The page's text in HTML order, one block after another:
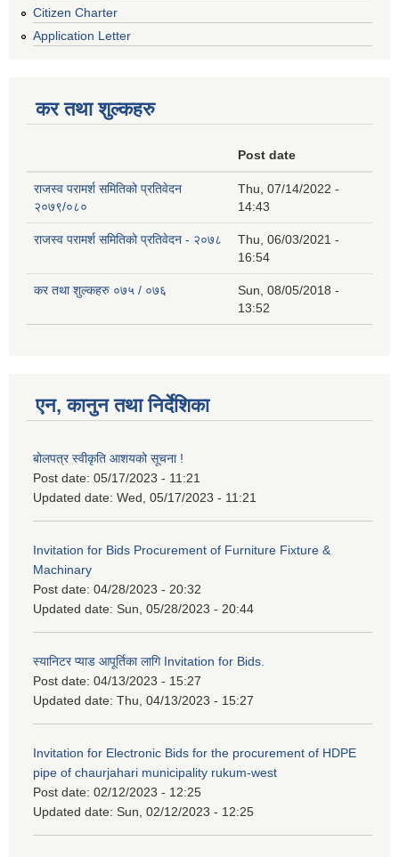
Citizen Charter
Application Letter
कर तथा शुल्कहरु
Post date
राजस्व परामर्श समितिको प्रतिवेदन
२०७९/०८०
Thu, 07/14/2022 -
14:43
राजस्व परामर्श समितिको प्रतिवेदन - २०७८
Thu, 06/03/2021 -
16:54
कर तथा शुल्कहरु ०७५ / ०७६
Sun, 08/05/2018 -
13:52
एन, कानुन तथा निर्देशिका
बोलपत्र स्वीकृति आशयको सूचना !
Post date: 05/17/2023 - 11:21
Updated date: Wed, 05/17/2023 - 11:21
Invitation for Bids Procurement of Furniture Fixture &
Machinary
Post date: 04/28/2023 - 20:32
Updated date: Sun, 05/28/2023 - 20:44
स्यानिटर प्याड आपूर्तिका लागि Invitation for Bids.
Post date: 04/13/2023 - 15:27
Updated date: Thu, 04/13/2023 - 15:27
Invitation for Electronic Bids for the procurement of HDPE
pipe of chaurjahari municipality rukum-west
Post date: 02/12/2023 - 12:25
Updated date: Sun, 02/12/2023 - 12:25